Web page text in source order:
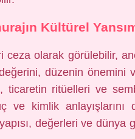
Kültürel
ceza olarak görülebilir,
düzenin önemini
ritüelleri ve
ve kimlik anlayışlarını
değerleri ve dünya